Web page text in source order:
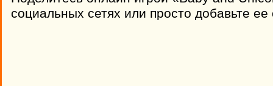
социальных сетях или просто добавьте ее